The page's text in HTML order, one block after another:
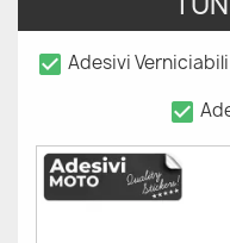
check_box Adesivi Verniciabili
check_box